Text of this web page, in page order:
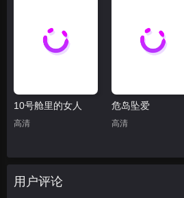
10号舱里的女人
高清
危岛坠爱
高清
用户评论